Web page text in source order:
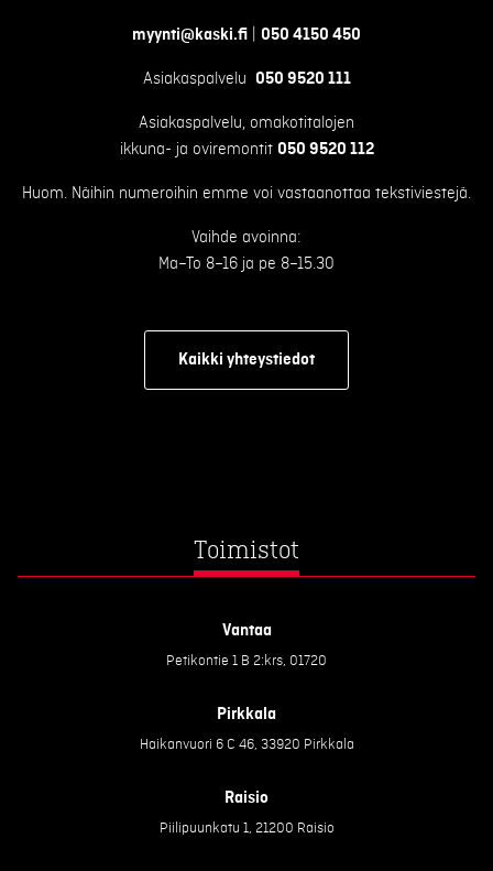
myynti@kaski.fi 050 4150 450
Asiakaspalvelu 050 9520 111
Asiakaspalvelu, omakotitalojen
ikkuna- ja oviremontit 050 9520 112
Huom. Näihin numeroihin emme voi vastaanottaa tekstiviestejä.
Vaihde avoinna:
Ma–To 8–16 ja pe 8–15.30
Kaikki yhteystiedot
Toimistot
Vantaa
Petikontie 1 B 2:krs, 01720
Pirkkala
Haikanvuori 6 C 46, 33920 Pirkkala
Raisio
Piilipuunkatu 1, 21200 Raisio